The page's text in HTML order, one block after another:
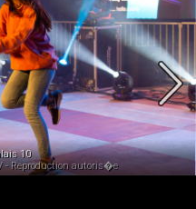
10
- Reproduction autoris�e